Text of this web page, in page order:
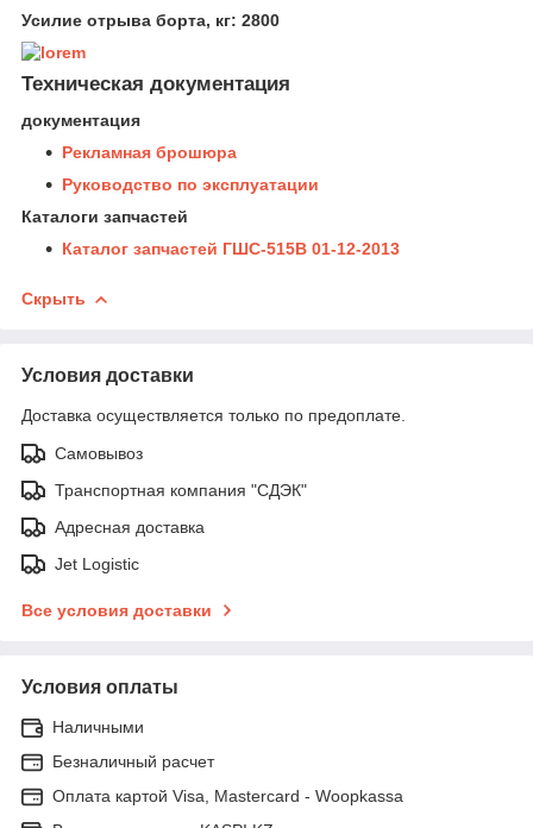
Усилие отрыва борта, кг: 2800
Техническая документация
документация
Рекламная брошюра
Руководство по эксплуатации
Каталоги запчастей
Каталог запчастей ГШС-515В 01-12-2013
Скрыть
Условия доставки
Доставка осуществляется только по предоплате.
Самовывоз
Транспортная компания "СДЭК"
Адресная доставка
Jet Logistic
Все условия доставки
Условия оплаты
Наличными
Безналичный расчет
Оплата картой Visa, Mastercard - Woopkassa